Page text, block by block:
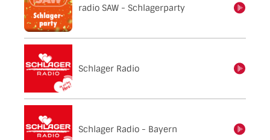
radio SAW - Schlagerpartyeinschalten
Schlager Radio
Schlager Radio - Bayerneinschalten